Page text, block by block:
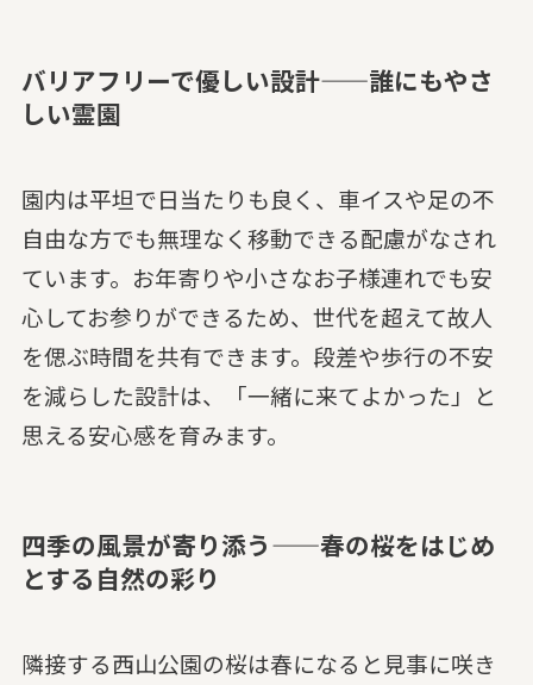
バリアフリーで優しい設計——誰にもやさ
しい霊園
園内は平坦で日当たりも良く、車イスや足の不
自由な方でも無理なく移動できる配慮がなされ
ています。お年寄りや小さなお子様連れでも安
心してお参りができるため、世代を超えて故人
を偲ぶ時間を共有できます。段差や歩行の不安
を減らした設計は、「一緒に来てよかった」と
思える安心感を育みます。
四季の風景が寄り添う——春の桜をはじめ
とする自然の彩り
隣接する西山公園の桜は春になると見事に咲き